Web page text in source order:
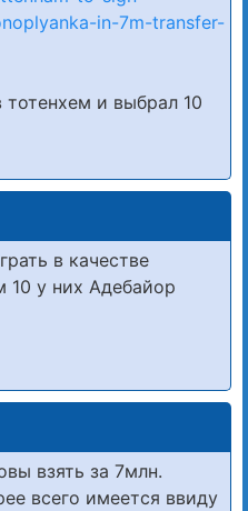
in-7m-transfer-
и выбрал 10
в качестве
10 у них Адебайор
взять за 7млн.
всего имеется ввиду